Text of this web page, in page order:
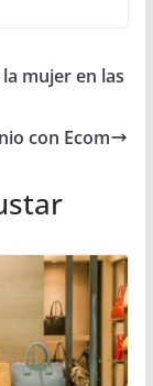
mujer en las
con Ecom